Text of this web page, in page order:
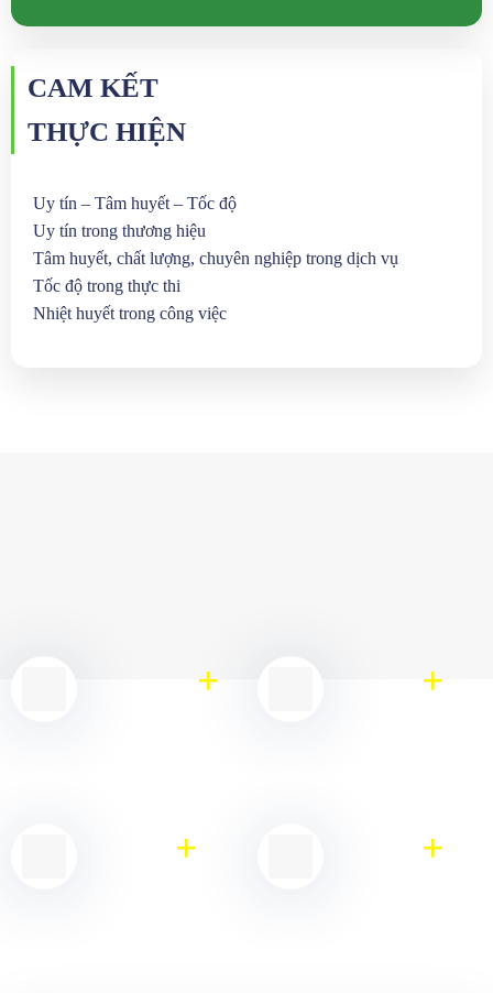
CAM KẾT
THỰC HIỆN
Uy tín – Tâm huyết – Tốc độ
Uy tín trong thương hiệu
Tâm huyết, chất lượng, chuyên nghiệp trong dịch vụ
Tốc độ trong thực thi
Nhiệt huyết trong công việc
+ +
+ +